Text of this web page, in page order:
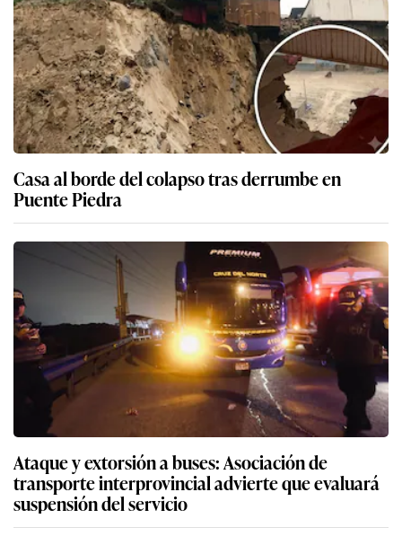
Casa al borde del colapso tras derrumbe en
Puente Piedra
Ataque y extorsión a buses: Asociación de
transporte interprovincial advierte que evaluará
suspensión del servicio